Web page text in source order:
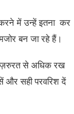
करने में उन्हें इतना कर
बन जा रहे हैं।
ज़रुरत से अधिक रख
और सही परवरिश दें